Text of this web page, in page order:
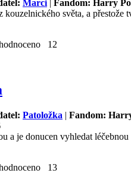
Marci | Fandom: Harry
kouzelnického světa, a
12
Patoložka | Fandom:
a je donucen vyhledat
13